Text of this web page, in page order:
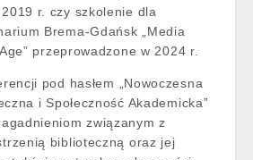
2019 r. czy szkolenie dla
Brema-Gdańsk
Media
przeprowadzone w 2024 r.
pod hasłem
Nowoczesna
i Społeczność Akademicka”
związanym z
biblioteczną oraz jej